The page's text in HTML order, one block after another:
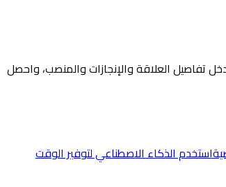
مُخصَّصة باحترافية في 30 ثانية. أدخل تفاصيل العلاقة والإنجازات والمنصب، واحصل
استخدم الذكاء الاصطناعي لتوفير الوقت